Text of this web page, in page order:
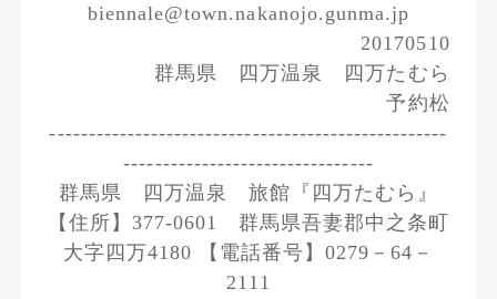
biennale@town.nakanojo.gunma.jp
20170510
群馬県 四万温泉 四万たむら
予約松
---------------------------------------------------
--------------------------------
群馬県 四万温泉 旅館『四万たむら』
【住所】377-0601 群馬県吾妻郡中之条町
大字四万4180 【電話番号】0279－64－
2111